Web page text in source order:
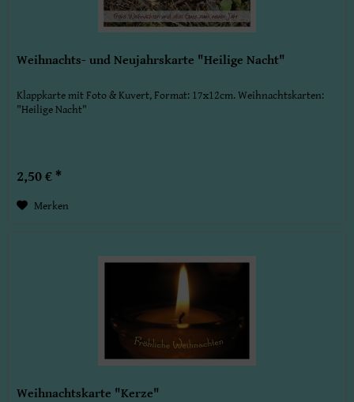
Weihnachts- und Neujahrskarte "Heilige Nacht"
Klappkarte mit Foto & Kuvert, Format: 17x12cm. Weihnachtskarten:
"Heilige Nacht"
2,50 € *
Merken
Weihnachtskarte "Kerze"